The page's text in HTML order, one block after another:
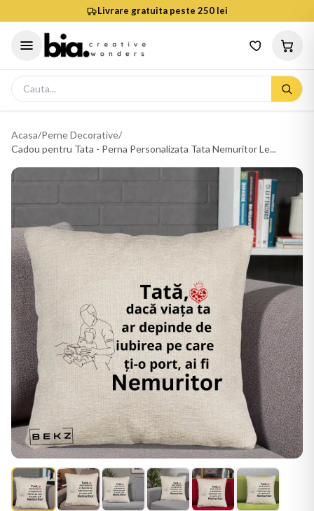
Livrare gratuita peste 250 lei
Acasa/Perne Decorative/
Cadou pentru Tata - Perna Personalizata Tata Nemuritor Le...